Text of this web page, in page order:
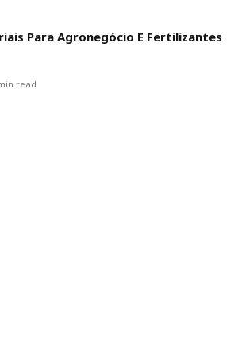
Para Agronegócio E Fertilizantes
read